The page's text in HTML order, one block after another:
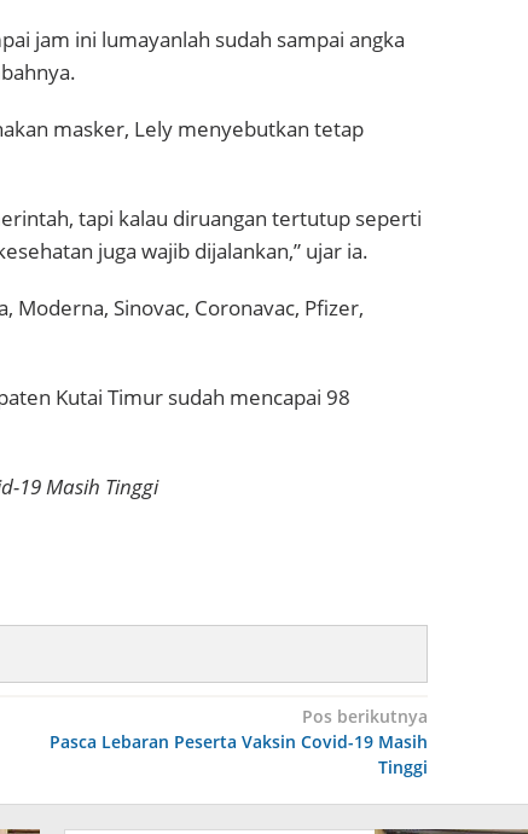
jam ini lumayanlah sudah sampai angka
masker, Lely menyebutkan tetap
tapi kalau diruangan tertutup seperti
juga wajib dijalankan,” ujar ia.
Moderna, Sinovac, Coronavac, Pfizer,
Kutai Timur sudah mencapai 98
19 Masih Tinggi
Pos berikutnya
Pasca Lebaran Peserta Vaksin Covid-19 Masih
Tinggi